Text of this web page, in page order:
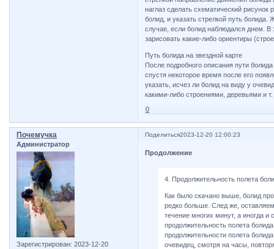
наглаз сделать схематический рисунок
болид, и указать стрелкой путь
случае, если болид наблюдался днем. В
зарисовать какие-либо ориентиры
Путь болида на звездной карте
После подробного описания пути
спустя некоторое время после его
указать, исчез ли болид на виду у
какими-либо строениями, деревьями и т.
0
Поделиться2023-12-20 12:00:23
Почемучка
Администратор
Зарегистрирован: 2023-12-20
Продолжение
4. Продолжительность полета
Как было скачано выше, болид
редко больше. След же,
течение многих минут, а иногда
продолжительность полета
продолжительности полета
очевидец, смотря на часы,